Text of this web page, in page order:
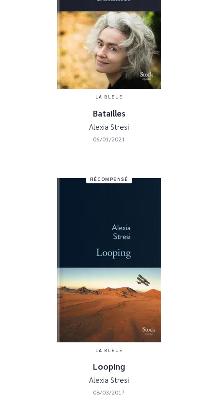
LA BLEUE
Batailles
Alexia Stresi
06/01/2021
RÉCOMPENSÉ
LA BLEUE
Looping
Alexia Stresi
08/03/2017